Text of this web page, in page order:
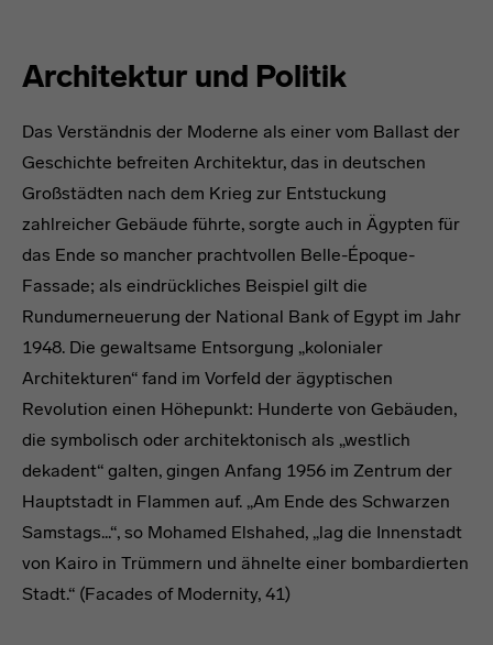
Architektur und Politik
Das Verständnis der Moderne als einer vom Ballast der
Geschichte befreiten Architektur, das in deutschen
Großstädten nach dem Krieg zur Entstuckung
zahlreicher Gebäude führte, sorgte auch in Ägypten für
das Ende so mancher prachtvollen Belle-Époque-
Fassade; als eindrückliches Beispiel gilt die
Rundumerneuerung der National Bank of Egypt im Jahr
1948. Die gewaltsame Entsorgung „kolonialer
Architekturen“ fand im Vorfeld der ägyptischen
Revolution einen Höhepunkt: Hunderte von Gebäuden,
die symbolisch oder architektonisch als „westlich
dekadent“ galten, gingen Anfang 1956 im Zentrum der
Hauptstadt in Flammen auf. „Am Ende des Schwarzen
Samstags...“, so Mohamed Elshahed, „lag die Innenstadt
von Kairo in Trümmern und ähnelte einer bombardierten
Stadt.“ (Facades of Modernity, 41)